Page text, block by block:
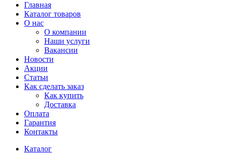
Главная
Каталог товаров
О нас
О компании
Наши услуги
Вакансии
Новости
Акции
Статьи
Как сделать заказ
Как купить
Доставка
Оплата
Гарантия
Контакты
Каталог